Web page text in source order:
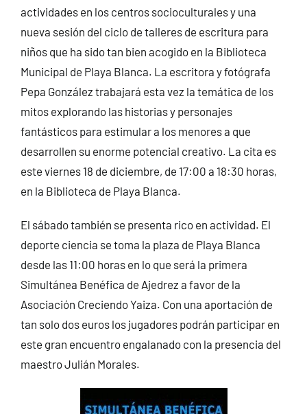
actividades en los centros socioculturales y una
nueva sesión del ciclo de talleres de escritura para
niños que ha sido tan bien acogido en la Biblioteca
Municipal de Playa Blanca. La escritora y fotógrafa
Pepa González trabajará esta vez la temática de los
mitos explorando las historias y personajes
fantásticos para estimular a los menores a que
desarrollen su enorme potencial creativo. La cita es
este viernes 18 de diciembre, de 17:00 a 18:30 horas,
en la Biblioteca de Playa Blanca.
El sábado también se presenta rico en actividad. El
deporte ciencia se toma la plaza de Playa Blanca
desde las 11:00 horas en lo que será la primera
Simultánea Benéfica de Ajedrez a favor de la
Asociación Creciendo Yaiza. Con una aportación de
tan solo dos euros los jugadores podrán participar en
este gran encuentro engalanado con la presencia del
maestro Julián Morales.